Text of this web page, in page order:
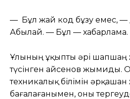
— Бұл жай код бұзу емес, —
Абылай. — Бұл — хабарлама.
Ұлының ұқыпты әрі шапшаң
түсінген Қайсенов жымиды.
техникалық білімін
бағалағанымен, оны